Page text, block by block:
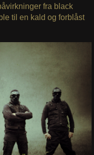
fra black
til en kald og forblåst